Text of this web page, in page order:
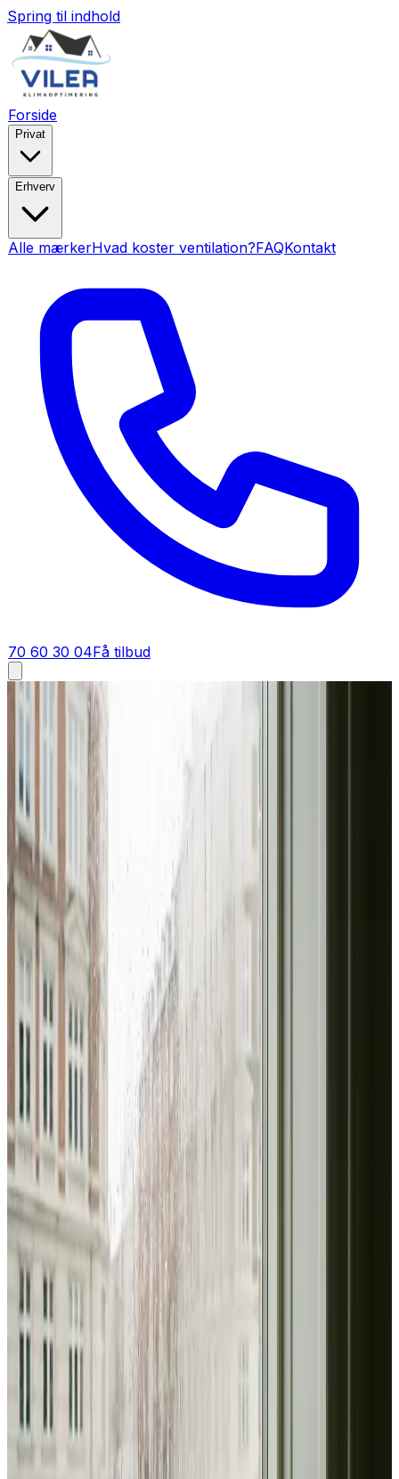
Spring til indhold
Forside
Privat
Erhverv
Alle mærkerHvad koster ventilation?FAQKontakt
70 60 30 04Få tilbud
Ventilation tilbud i
Få tilbud på ventilation i
Vil du vide hvad ventilation koster i Roskilde? Send din
opgave, så får du et detaljeret tilbud med fast pris tilbage
inden for et døgn.
Alle ventilationsmærker